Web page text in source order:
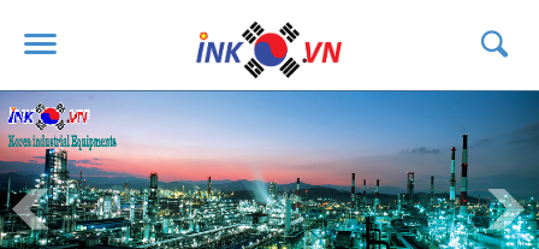
TRANG CHỦ
GIỚI THIỆU
SẢN PHẨM